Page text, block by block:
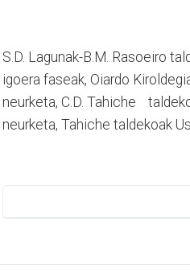
S.D. Lagunak-B.M. Rasoeiro
igoera faseak, Oiardo
neurketa, C.D. Tahiche
neurketa, Tahiche taldekoak